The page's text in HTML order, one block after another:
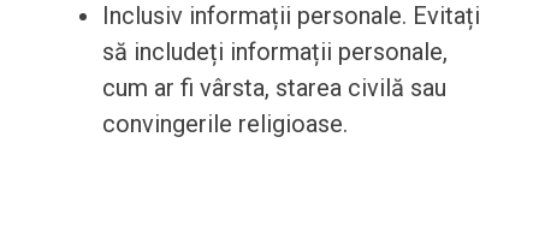
Inclusiv informații personale. Evitați
să includeți informații personale,
cum ar fi vârsta, starea civilă sau
convingerile religioase.